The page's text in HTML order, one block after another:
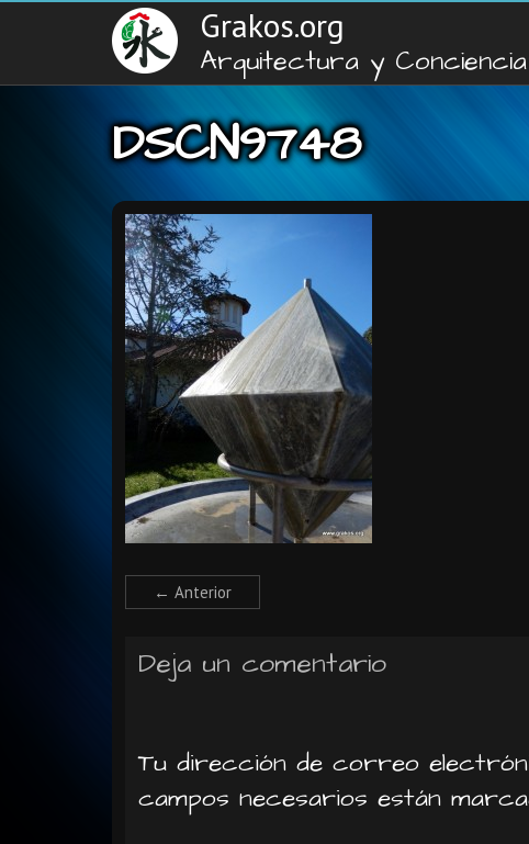
Grakos.org
Arquitectura y Conciencia
DSCN9748
← Anterior
Deja un comentario
Tu dirección de correo
campos necesarios están